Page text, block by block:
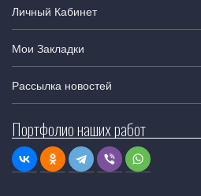
Личный Кабинет
Мои Закладки
Рассылка новостей
Портфолио наших работ